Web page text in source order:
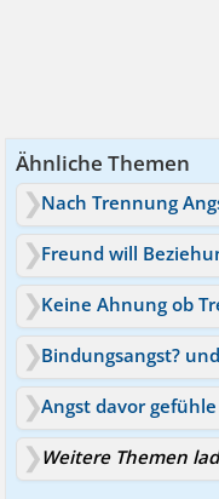
Ähnliche Themen
Keine Ahnung ob
Bindungsangst?
Angst davor
Weitere Themen